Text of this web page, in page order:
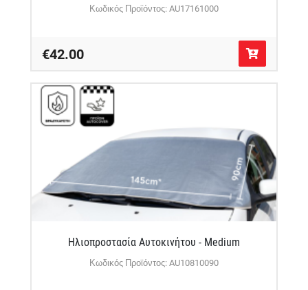
Κωδικός Προϊόντος: AU17161000
€42.00
Ηλιοπροστασία Αυτοκινήτου - Medium
Κωδικός Προϊόντος: AU10810090